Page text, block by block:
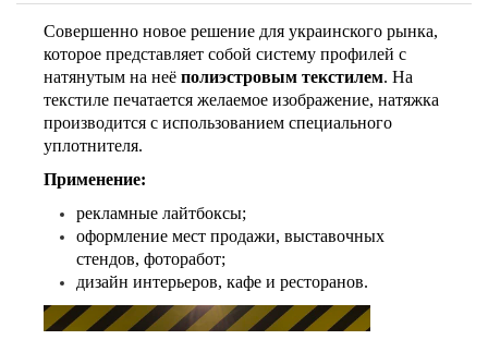
Совершенно новое решение для украинского рынка,
которое представляет собой систему профилей с
натянутым на неё полиэстровым текстилем. На
текстиле печатается желаемое изображение, натяжка
производится с использованием специального
уплотнителя.
Применение:
рекламные лайтбоксы;
оформление мест продажи, выставочных
стендов, фоторабот;
дизайн интерьеров, кафе и ресторанов.